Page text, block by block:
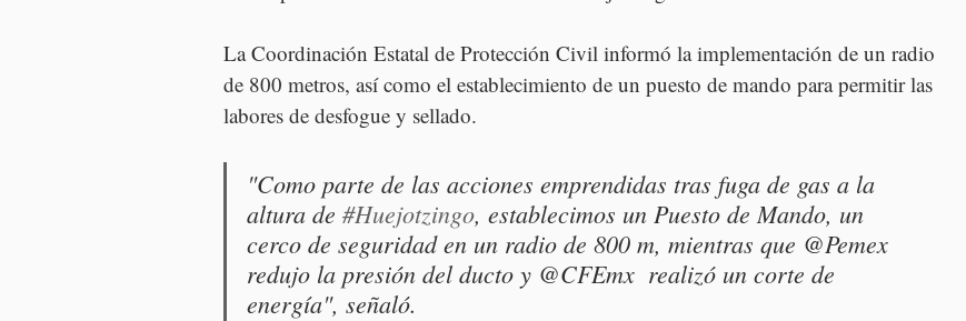
La Coordinación Estatal de Protección Civil informó la implementación de un radio
de 800 metros, así como el establecimiento de un puesto de mando para permitir las
labores de desfogue y sellado.
"Como parte de las acciones emprendidas tras fuga de gas a la
altura de #Huejotzingo, establecimos un Puesto de Mando, un
cerco de seguridad en un radio de 800 m, mientras que @Pemex
redujo la presión del ducto y @CFEmx  realizó un corte de
energía", señaló.